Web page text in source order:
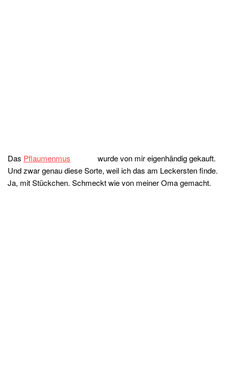
Das Pflaumenmus
wurde von mir eigenhändig gekauft.
Und zwar genau diese Sorte, weil ich das am Leckersten finde.
Ja, mit Stückchen. Schmeckt wie von meiner Oma gemacht.